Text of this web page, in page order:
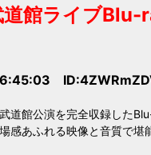
館ライブBlu-
道館公演を完全収録した
感あふれる映像と音質で堪